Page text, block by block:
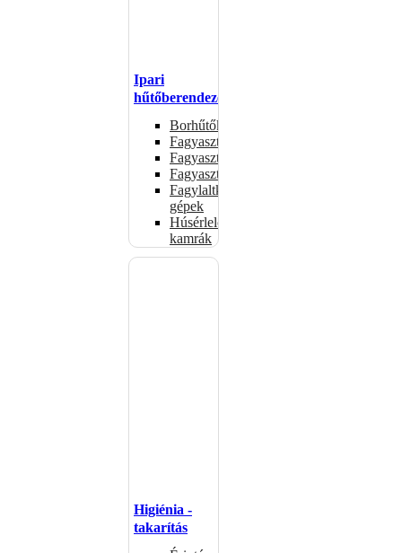
Ipari
hűtőberendezések
Borhűtők
Fagyasztóasztalok
Fagyasztóládák
Fagyasztószekrények
Fagylaltkészítő
gépek
Húsérlelő
kamrák
Higiénia -
takarítás